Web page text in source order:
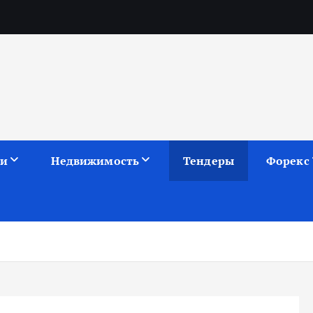
Недвижимость Тендеры Форекс